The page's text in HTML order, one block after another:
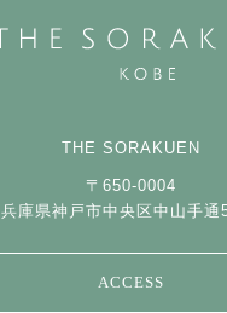
THE SORAKUEN
〒650-0004
兵庫県神戸市中央区中山手通
ACCESS